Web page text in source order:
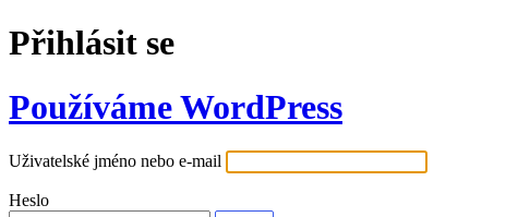
Přihlásit se
Používáme WordPress
Uživatelské jméno nebo e-mail
Heslo